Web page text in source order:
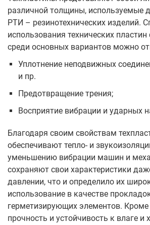
различной толщины, используемые
РТИ – резинотехнических изделий.
использования технических
среди основных вариантов можно
Уплотнение неподвижных
и пр.
Предотвращение трения;
Восприятие вибрации и ударных
Благодаря своим свойствам
обеспечивают тепло- и
уменьшению вибрации машин и
сохраняют свои характеристики
давлении, что и определило их
использование в качестве
герметизирующих элементов. Кроме
прочность и устойчивость к влаге и